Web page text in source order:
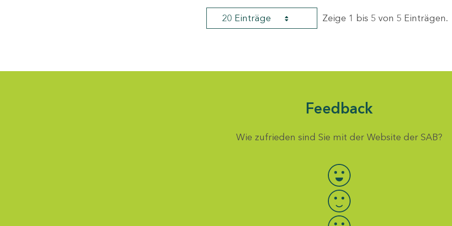
20 Einträge Zeige 1 bis 5 von 5 Einträgen.
Feedback
Wie zufrieden sind Sie mit der Website der SAB?
Bewertung auswählen